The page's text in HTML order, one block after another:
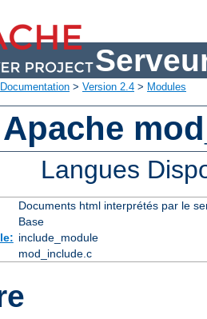
Documentation > Version 2.4 > Modules
Langues
Documents html interprétés par le
Base
include_module
mod_include.c